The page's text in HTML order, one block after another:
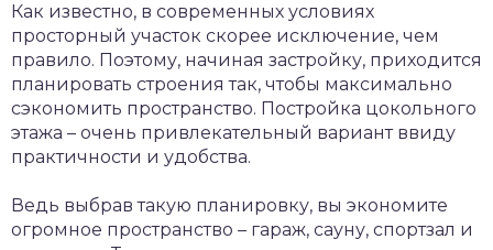
Как известно, в современных условиях
просторный участок скорее исключение, чем
правило. Поэтому, начиная застройку, приходится
планировать строения так, чтобы максимально
сэкономить пространство. Постройка цокольного
этажа – очень привлекательный вариант ввиду
практичности и удобства.
Ведь выбрав такую планировку, вы экономите
огромное пространство – гараж, сауну, спортзал и